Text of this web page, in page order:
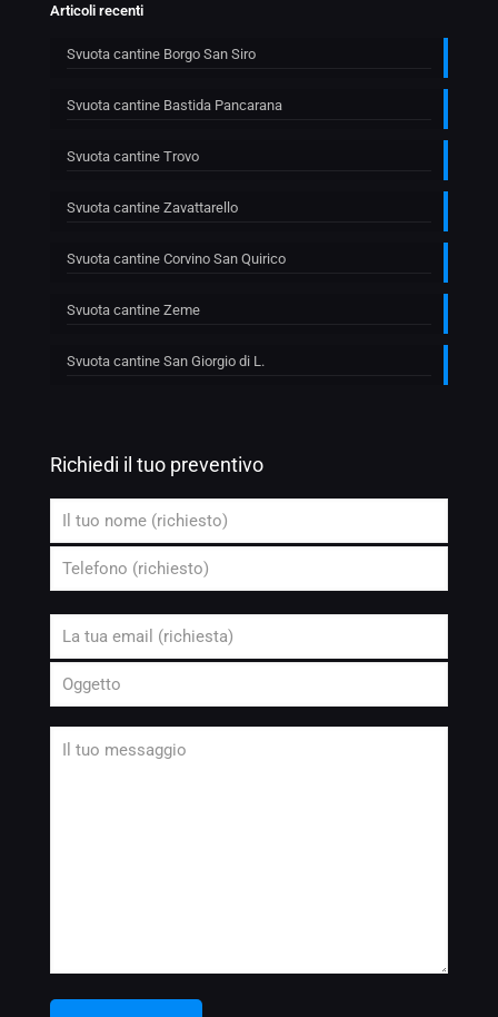
Articoli recenti
Svuota cantine Borgo San Siro
Svuota cantine Bastida Pancarana
Svuota cantine Trovo
Svuota cantine Zavattarello
Svuota cantine Corvino San Quirico
Svuota cantine Zeme
Svuota cantine San Giorgio di L.
Richiedi il tuo preventivo